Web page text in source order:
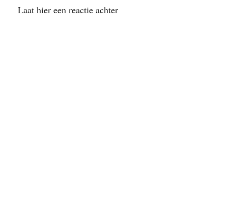
Laat hier een reactie achter